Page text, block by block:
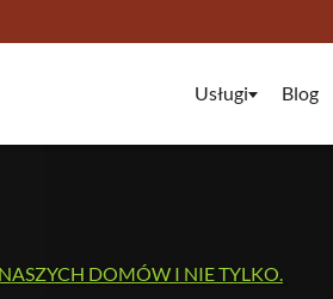
Usługi Blog
DOMÓW I NIE TYLKO.